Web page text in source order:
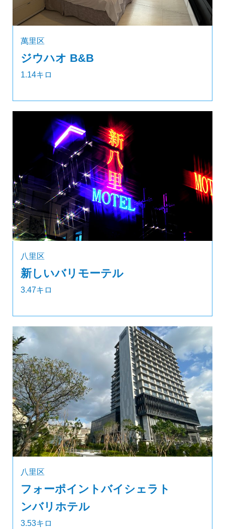
萬里区
ジウハオ B&B
1.14キロ
八里区
新しいバリモーテル
3.47キロ
八里区
フォーポイントバイシェラト
ンバリホテル
3.53キロ